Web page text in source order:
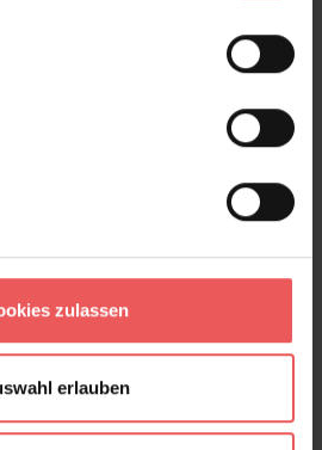
zulassen
erlauben